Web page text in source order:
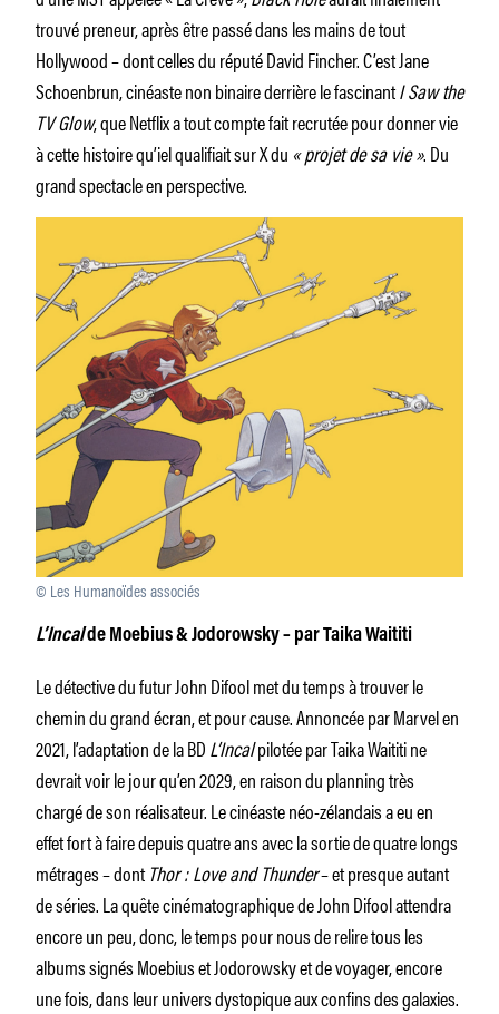
trouvé preneur, après être passé dans les mains de tout
Hollywood – dont celles du réputé David Fincher. C’est Jane
Schoenbrun, cinéaste non binaire derrière le fascinantI Saw the
TV Glow, que Netflix a tout compte fait recrutée pour donner vie
à cette histoire qu’iel qualifiait sur X du « projet de sa vie ». Du
grand spectacle en perspective.
© Les Humanoïdes associés
L’Incalde Moebius & Jodorowsky – par Taika Waititi
Le détective du futur John Difool met du temps à trouver le
chemin du grand écran, et pour cause. Annoncée par Marvel en
2021, l’adaptation de la BDL’Incalpilotée par Taika Waititi ne
devrait voir le jour qu’en 2029, en raison du planning très
chargé de son réalisateur. Le cinéaste néo-zélandais a eu en
effet fort à faire depuis quatre ans avec la sortie de quatre longs
métrages – dontThor : Love and Thunder– et presque autant
de séries. La quête cinématographique de John Difool attendra
encore un peu, donc, le temps pour nous de relire tous les
albums signés Moebius et Jodorowsky et de voyager, encore
une fois, dans leur univers dystopique aux confins des galaxies.